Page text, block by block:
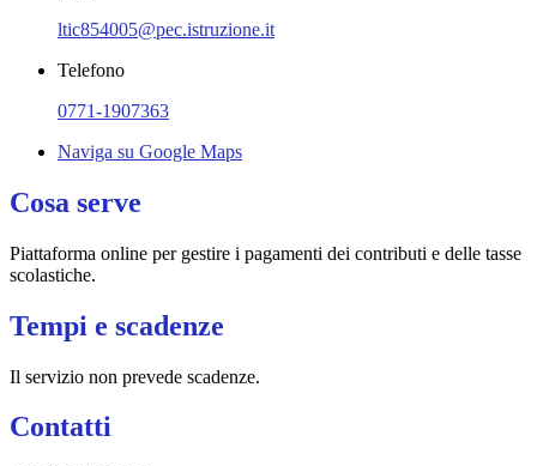
ltic854005@pec.istruzione.it
Telefono
0771-1907363
Naviga su Google Maps
Cosa serve
Piattaforma online per gestire i pagamenti dei contributi e delle tasse
scolastiche.
Tempi e scadenze
Il servizio non prevede scadenze.
Contatti